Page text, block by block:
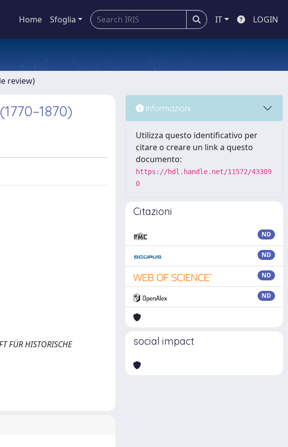
Home Sfoglia IT LOGIN
review)
HISTORISCHE
Informazioni
Utilizza questo identificativo per
citare o creare un link a questo
documento:
https://hdl.handle.net/11572/43309
0
Citazioni
ND
ND
ND
ND
social impact